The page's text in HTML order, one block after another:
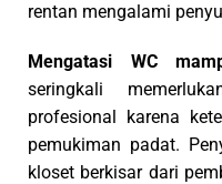
rentan mengalami
Mengatasi WC
seringkali
profesional karena
pemukiman padat.
kloset berkisar dari